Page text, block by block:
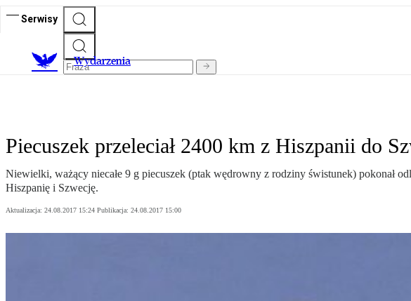
Serwisy
Wydarzenia
Piecuszek przeleciał 2400 km z Hiszpanii do
Niewielki, ważący niecałe 9 g piecuszek (ptak wędrowny z rodziny świstunek) pokonał
Hiszpanię i Szwecję.
Aktualizacja: 24.08.2017 15:24 Publikacja: 24.08.2017 15:00